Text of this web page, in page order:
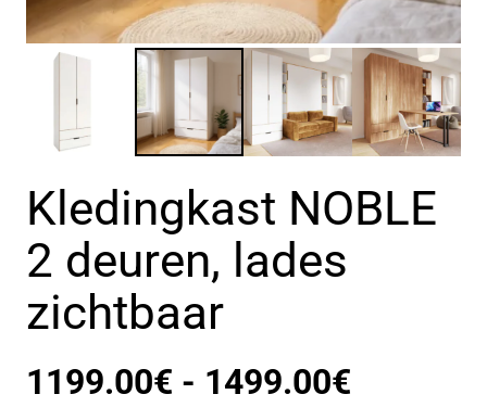
Kledingkast NOBLE
2 deuren, lades
zichtbaar
1199.00€ - 1499.00€